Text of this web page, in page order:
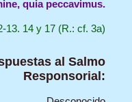
quia peccavimus.
13. 14 y 17 (R.: cf. 3a)
al Salmo
Responsorial: